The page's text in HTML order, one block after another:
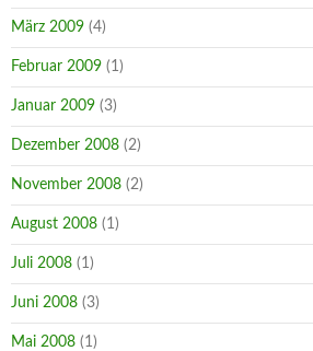
März 2009 (4)
Februar 2009 (1)
Januar 2009 (3)
Dezember 2008 (2)
November 2008 (2)
August 2008 (1)
Juli 2008 (1)
Juni 2008 (3)
Mai 2008 (1)